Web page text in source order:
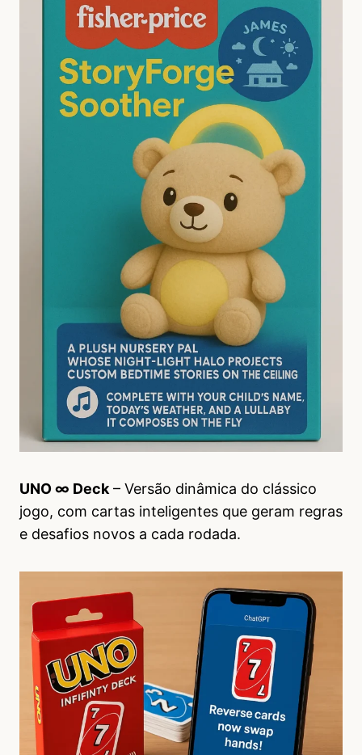
UNO ∞ Deck – Versão dinâmica do clássico
jogo, com cartas inteligentes que geram regras
e desafios novos a cada rodada.